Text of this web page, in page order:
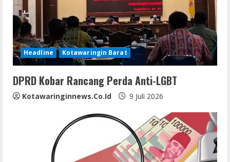
d
i
n
g
Headline Kotawaringin Barat
DPRD Kobar Rancang Perda Anti-LGBT
Kotawaringinnews.co.id 9 Juli 2026